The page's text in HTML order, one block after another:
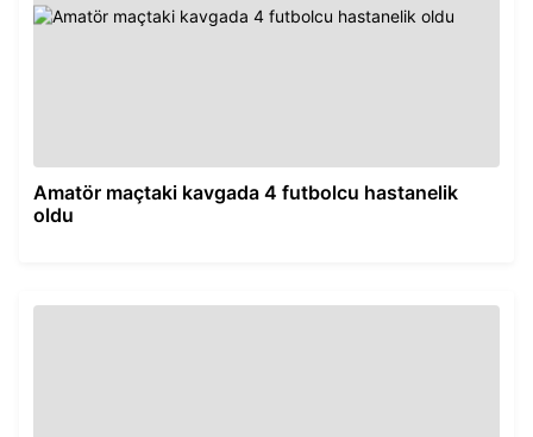
Amatör maçtaki kavgada 4 futbolcu hastanelik
oldu